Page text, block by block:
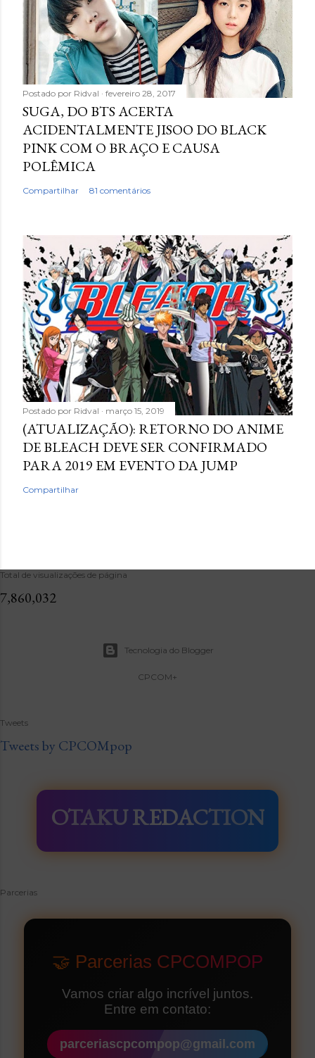
Postado por Ridval fevereiro 28, 2017
SUGA, DO BTS ACERTA
ACIDENTALMENTE JISOO DO BLACK
PINK COM O BRAÇO E CAUSA
POLÊMICA
Compartilhar 81 comentários
Postado por Ridval março 15, 2019
(ATUALIZAÇÃO): RETORNO DO ANIME
DE BLEACH DEVE SER CONFIRMADO
PARA 2019 EM EVENTO DA JUMP
Compartilhar
Total de visualizações de página
7,860,032
Tecnologia do Blogger
CPCOM+
Tweets
Tweets by CPCOMpop
OTAKU REDACTION
Parcerias
🤝 Parcerias CPCOMPOP
Vamos criar algo incrível juntos.
Entre em contato:
parceriascpcompop@gmail.com